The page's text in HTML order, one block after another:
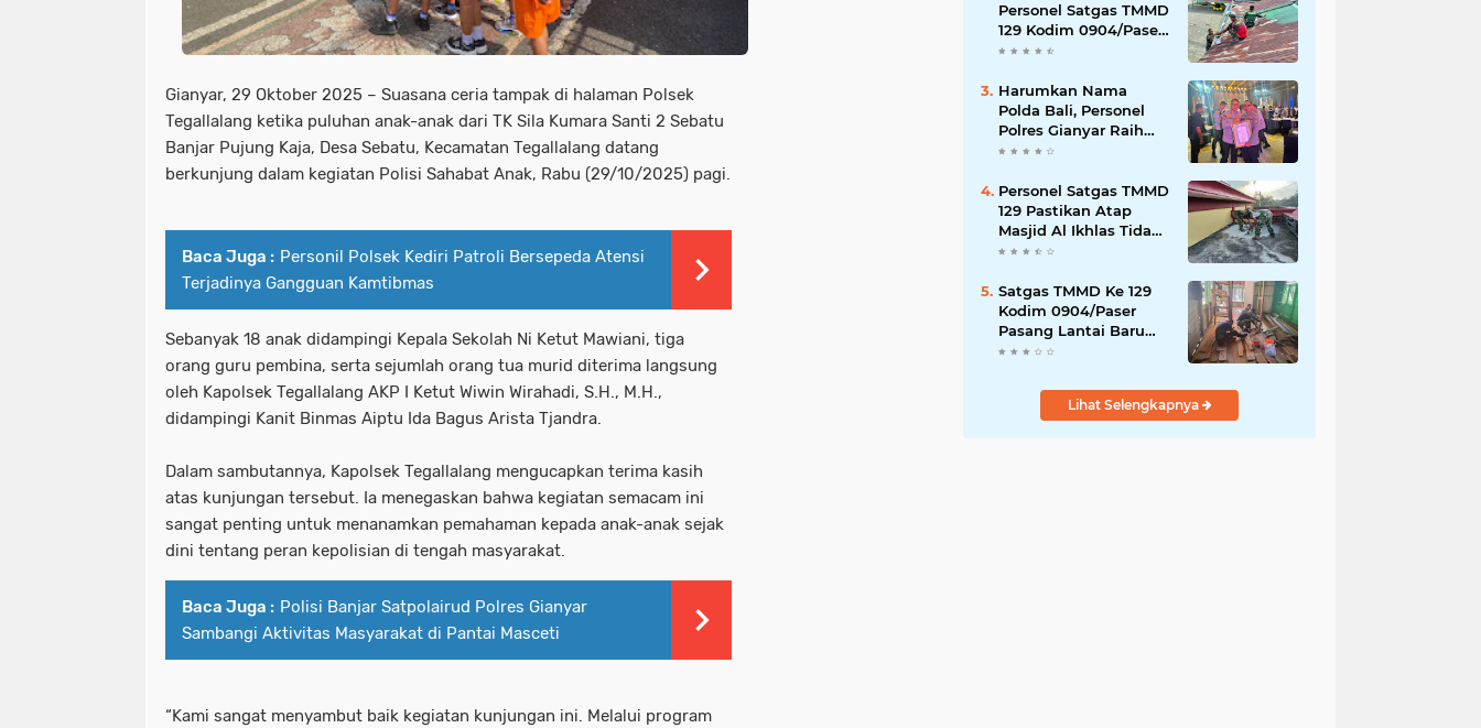
Gianyar, 29 Oktober 2025 – Suasana ceria tampak di halaman Polsek
Tegallalang ketika puluhan anak-anak dari TK Sila Kumara Santi 2 Sebatu
Banjar Pujung Kaja, Desa Sebatu, Kecamatan Tegallalang datang
berkunjung dalam kegiatan Polisi Sahabat Anak, Rabu (29/10/2025) pagi.
Baca Juga : Personil Polsek Kediri Patroli Bersepeda Atensi
Terjadinya Gangguan Kamtibmas
Sebanyak 18 anak didampingi Kepala Sekolah Ni Ketut Mawiani, tiga
orang guru pembina, serta sejumlah orang tua murid diterima langsung
oleh Kapolsek Tegallalang AKP I Ketut Wiwin Wirahadi, S.H., M.H.,
didampingi Kanit Binmas Aiptu Ida Bagus Arista Tjandra.
Dalam sambutannya, Kapolsek Tegallalang mengucapkan terima kasih
atas kunjungan tersebut. Ia menegaskan bahwa kegiatan semacam ini
sangat penting untuk menanamkan pemahaman kepada anak-anak sejak
dini tentang peran kepolisian di tengah masyarakat.
Baca Juga : Polisi Banjar Satpolairud Polres Gianyar
Sambangi Aktivitas Masyarakat di Pantai Masceti
“Kami sangat menyambut baik kegiatan kunjungan ini. Melalui program
Personel Satgas TMMD
129 Kodim 0904/Paser
Cat Atap Rumah
Harumkan Nama
Polda Bali, Personel
Polres Gianyar Raih
Penghargaan
Personel Satgas TMMD
129 Pastikan Atap
Masjid Al Ikhlas Tidak
Bocor Lagi
Satgas TMMD Ke 129
Kodim 0904/Paser
Pasang Lantai Baru
Pada Rumah Bapak
Lihat Selengkapnya